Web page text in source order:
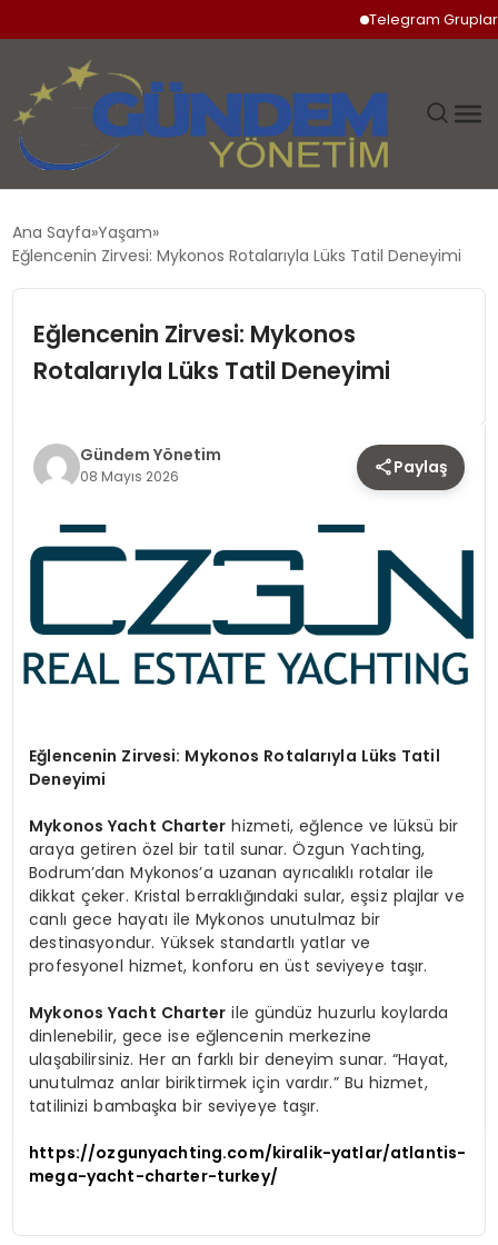
Telegram Grupları
DÜNYA
SPOR
YAŞAM
Ana Sayfa Yaşam
Eğlencenin Zirvesi: Mykonos Rotalarıyla Lüks Tatil Deneyimi
Eğlencenin Zirvesi: Mykonos
Rotalarıyla Lüks Tatil Deneyimi
Gündem Yönetim
08 Mayıs 2026 Paylaş
Eğlencenin Zirvesi: Mykonos Rotalarıyla Lüks Tatil
Deneyimi
Mykonos Yacht Charter hizmeti, eğlence ve lüksü bir
araya getiren özel bir tatil sunar. Özgun Yachting,
Bodrum’dan Mykonos’a uzanan ayrıcalıklı rotalar ile
dikkat çeker. Kristal berraklığındaki sular, eşsiz plajlar ve
canlı gece hayatı ile Mykonos unutulmaz bir
destinasyondur. Yüksek standartlı yatlar ve
profesyonel hizmet, konforu en üst seviyeye taşır.
Mykonos Yacht Charter ile gündüz huzurlu koylarda
dinlenebilir, gece ise eğlencenin merkezine
ulaşabilirsiniz. Her an farklı bir deneyim sunar. “Hayat,
unutulmaz anlar biriktirmek için vardır.” Bu hizmet,
tatilinizi bambaşka bir seviyeye taşır.
https://ozgunyachting.com/kiralik-yatlar/atlantis-
mega-yacht-charter-turkey/